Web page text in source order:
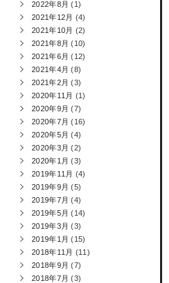
2022年8月 (1)
2021年12月 (4)
2021年10月 (2)
2021年8月 (10)
2021年6月 (12)
2021年4月 (8)
2021年2月 (3)
2020年11月 (1)
2020年9月 (7)
2020年7月 (16)
2020年5月 (4)
2020年3月 (2)
2020年1月 (3)
2019年11月 (4)
2019年9月 (5)
2019年7月 (4)
2019年5月 (14)
2019年3月 (3)
2019年1月 (15)
2018年11月 (11)
2018年9月 (7)
2018年7月 (3)